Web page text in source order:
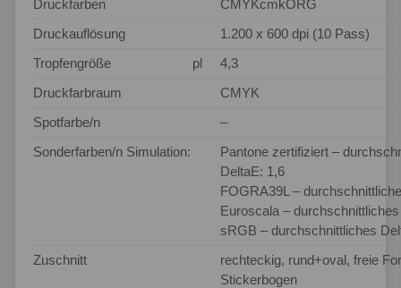
Druckfarben
CMYKcmkORG
Druckauflösung
1.200 x 600 dpi (10 Pass)
Tropfengröße
pl
4,3
Druckfarbraum
CMYK
Spotfarbe/n
–
Sonderfarben/n Simulation:
Pantone zertifiziert –
DeltaE: 1,6
FOGRA39L –
Euroscala –
sRGB – durchschnittliches
Zuschnitt
rechteckig, rund+oval, freie
Stickerbogen